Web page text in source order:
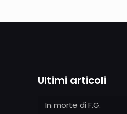
Ultimi articoli
In morte di F.G.